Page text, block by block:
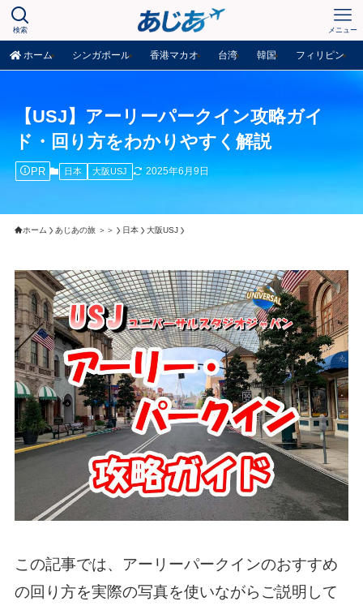
検索 メニュー
ホーム シンガポール 香港マカオ 台湾 韓国 フィリピン
【USJ】アーリーパークイン攻略ガイ
ド・回り方をわかりやすく解説
PR 日本 大阪USJ 2025年6月9日
ホーム あじあの旅 ＞＞ 日本 大阪USJ
この記事では、アーリーパークインのおすすめ
の回り方を実際の写真を使いながらご説明して